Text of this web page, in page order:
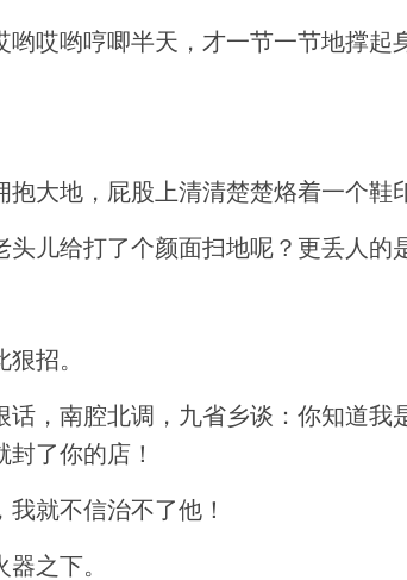
哎哟哼唧半天，才一节一节地撑
大地，屁股上清清楚楚烙着一个鞋
儿给打了个颜面扫地呢？更丢人的
招。
，南腔北调，九省乡谈：你知道
了你的店！
就不信治不了他！
之下。